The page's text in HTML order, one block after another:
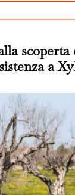
scoperta
a